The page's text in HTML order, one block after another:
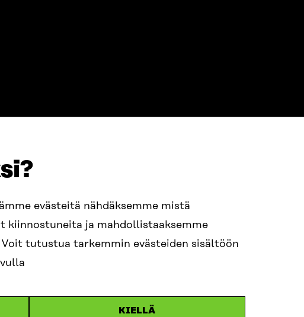
evästeitä nähdäksemme mistä
kiinnostuneita ja mahdollistaaksemme
tutustua tarkemmin evästeiden sisältöön
KIELLÄ
E-POST
sitra@sitra.fi
fornamn.efternamn@sitra.fi